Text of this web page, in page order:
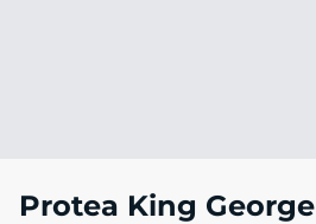
Protea King George